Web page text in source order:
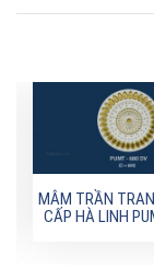
MÂM TRẦN
CẤP HÀ LINH